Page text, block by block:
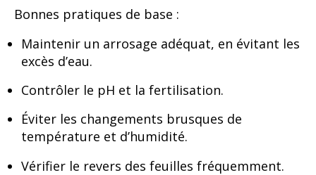
Bonnes pratiques de base :
Maintenir un arrosage adéquat, en évitant les
excès d’eau.
Contrôler le pH et la fertilisation.
Éviter les changements brusques de
température et d’humidité.
Vérifier le revers des feuilles fréquemment.